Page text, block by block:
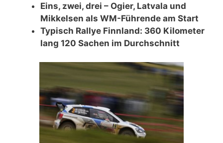
Eins, zwei, drei – Ogier, Latvala und
Mikkelsen als WM-Führende am Start
Typisch Rallye Finnland: 360 Kilometer
lang 120 Sachen im Durchschnitt